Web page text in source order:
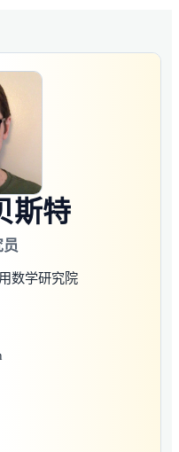
斯特
数学研究院